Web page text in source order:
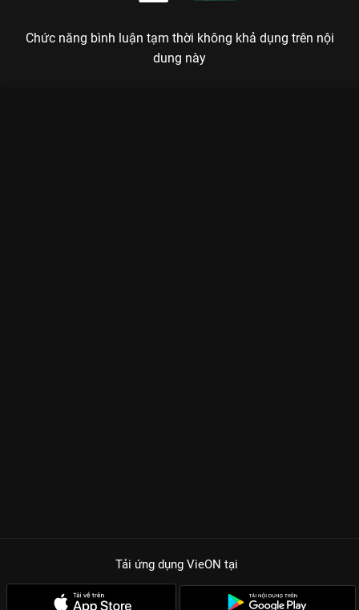
Chức năng bình luận tạm thời không khả dụng trên nội
dung này
Tải ứng dụng VieON tại